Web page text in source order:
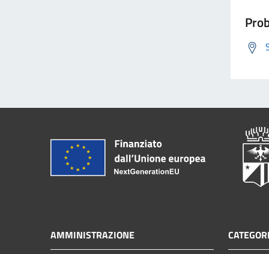
AMMINISTRAZIONE